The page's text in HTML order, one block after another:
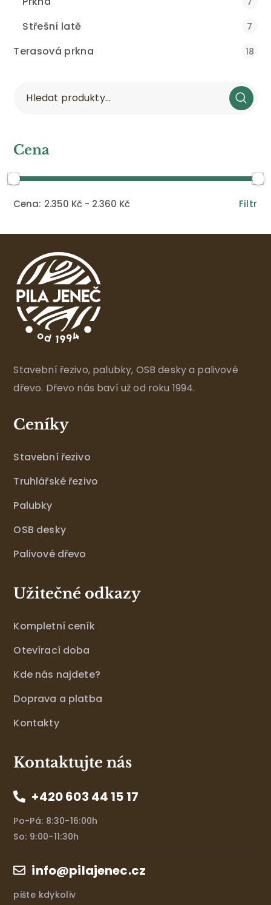
Střešní latě 7
Terasová prkna 18
Cena
Filtr
2.350 Kč 2.360 Kč
Stavební řezivo, palubky, OSB desky a palivové
dřevo. Dřevo nás baví už od roku 1994.
Ceníky
Stavební řezivo
Truhlářské řezivo
Palubky
OSB desky
Palivové dřevo
Užitečné odkazy
Kompletní ceník
Otevírací doba
Kde nás najdete?
Doprava a platba
Kontakty
Kontaktujte nás
+420 603 44 15 17
Po-Pá: 8:30-16:00h
So: 9:00-11:30h
info@pilajenec.cz
pište kdykoliv